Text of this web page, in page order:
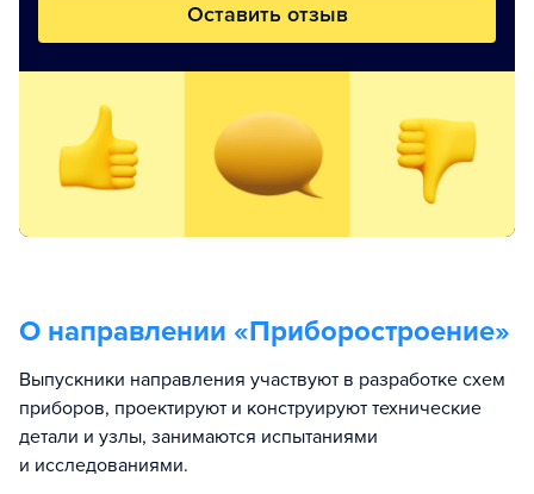
Оставить отзыв
О направлении «Приборостроение»
Выпускники направления участвуют в разработке схем
приборов, проектируют и конструируют технические
детали и узлы, занимаются испытаниями
и исследованиями.